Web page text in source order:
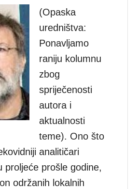
(Opaska
uredništva:
Ponavljamo
raniju kolumnu
zbog
spriječenosti
autora i
aktualnosti
teme). Ono što
analitičari
proljeće prošle godine,
održanih lokalnih